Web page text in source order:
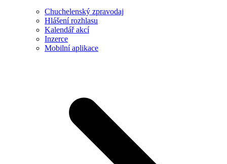
Chuchelenský zpravodaj
Hlášení rozhlasu
Kalendář akcí
Inzerce
Mobilní aplikace